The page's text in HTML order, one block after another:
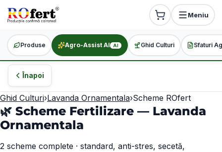
Meniu
Produse Agro-Assist AI AI Ghid Culturi Sfaturi
Înapoi
Ghid Culturi›Lavanda Ornamentala›Scheme ROfert
🌿 Scheme Fertilizare — Lavanda
Ornamentala
2 scheme complete · standard, anti-stres, secetă,